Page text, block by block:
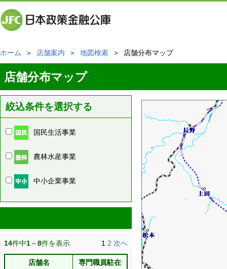
ホーム ＞ 店舗案内 ＞ 地図検索 ＞ 店舗分布マップ
店舗分布マップ
絞込条件を選択する
国民生活事業
農林水産事業
中小企業事業
14件中1～8件を表示 1 2 次へ
店舗名 専門職員駐在